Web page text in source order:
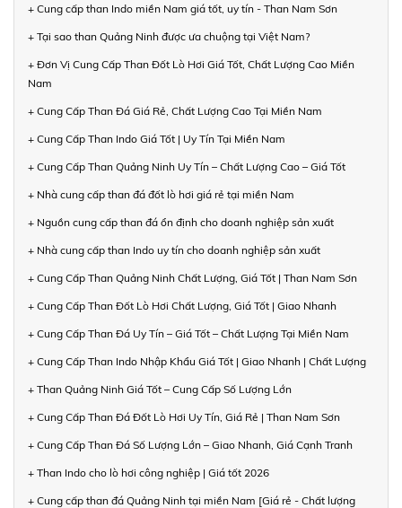
+ Cung cấp than Indo miền Nam giá tốt, uy tín - Than Nam Sơn
+ Tại sao than Quảng Ninh được ưa chuộng tại Việt Nam?
+ Đơn Vị Cung Cấp Than Đốt Lò Hơi Giá Tốt, Chất Lượng Cao Miền
Nam
+ Cung Cấp Than Đá Giá Rẻ, Chất Lượng Cao Tại Miền Nam
+ Cung Cấp Than Indo Giá Tốt | Uy Tín Tại Miền Nam
+ Cung Cấp Than Quảng Ninh Uy Tín – Chất Lượng Cao – Giá Tốt
+ Nhà cung cấp than đá đốt lò hơi giá rẻ tại miền Nam
+ Nguồn cung cấp than đá ổn định cho doanh nghiệp sản xuất
+ Nhà cung cấp than Indo uy tín cho doanh nghiệp sản xuất
+ Cung Cấp Than Quảng Ninh Chất Lượng, Giá Tốt | Than Nam Sơn
+ Cung Cấp Than Đốt Lò Hơi Chất Lượng, Giá Tốt | Giao Nhanh
+ Cung Cấp Than Đá Uy Tín – Giá Tốt – Chất Lượng Tại Miền Nam
+ Cung Cấp Than Indo Nhập Khẩu Giá Tốt | Giao Nhanh | Chất Lượng
+ Than Quảng Ninh Giá Tốt – Cung Cấp Số Lượng Lớn
+ Cung Cấp Than Đá Đốt Lò Hơi Uy Tín, Giá Rẻ | Than Nam Sơn
+ Cung Cấp Than Đá Số Lượng Lớn – Giao Nhanh, Giá Cạnh Tranh
+ Than Indo cho lò hơi công nghiệp | Giá tốt 2026
+ Cung cấp than đá Quảng Ninh tại miền Nam [Giá rẻ - Chất lượng